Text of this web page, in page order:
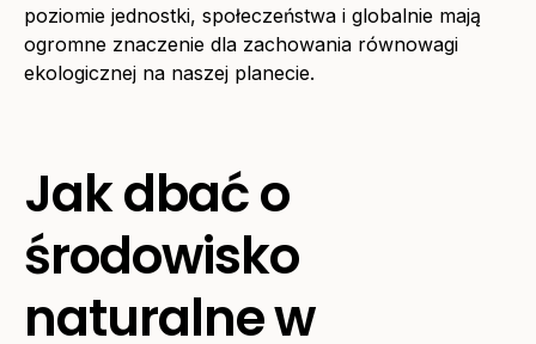
poziomie jednostki, społeczeństwa i globalnie mają
ogromne znaczenie dla zachowania równowagi
ekologicznej na naszej planecie.
Jak dbać o
środowisko
naturalne w